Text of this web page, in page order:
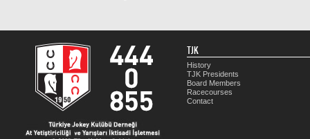
TJK
History
TJK Presidents
Board Members
Racecourses
Contact